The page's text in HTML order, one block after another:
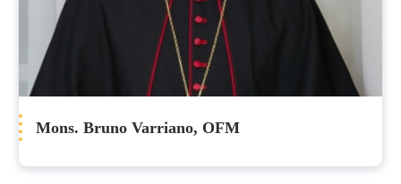
Mons. Bruno Varriano, OFM